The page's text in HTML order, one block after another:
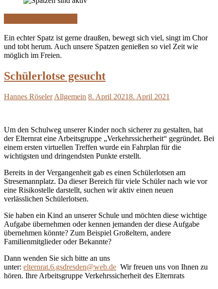
Ein echter Spatz ist gerne draußen, bewegt sich viel, singt im Chor
und tobt herum. Auch unsere Spatzen genießen so viel Zeit wie
möglich im Freien.
Schülerlotse gesucht
Hannes Röseler Allgemein 8. April 20218. April 2021
Um den Schulweg unserer Kinder noch sicherer zu gestalten, hat
der Elternrat eine Arbeitsgruppe „Verkehrssicherheit“ gegründet. Bei
einem ersten virtuellen Treffen wurde ein Fahrplan für die
wichtigsten und dringendsten Punkte erstellt.
Bereits in der Vergangenheit gab es einen Schülerlotsen am
Stresemannplatz. Da dieser Bereich für viele Schüler nach wie vor
eine Risikostelle darstellt, suchen wir aktiv einen neuen
verlässlichen Schülerlotsen.
Sie haben ein Kind an unserer Schule und möchten diese wichtige
Aufgabe übernehmen oder kennen jemanden der diese Aufgabe
übernehmen könnte? Zum Beispiel Großeltern, andere
Familienmitglieder oder Bekannte?
Dann wenden Sie sich bitte an uns
unter: elternrat.6.gsdresden@web.de Wir freuen uns von Ihnen zu
hören. Ihre Arbeitsgruppe Verkehrssicherheit des Elternrats